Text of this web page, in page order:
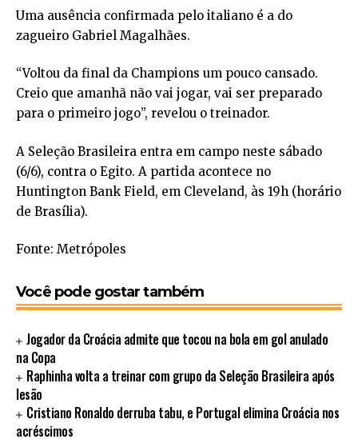
Uma ausência confirmada pelo italiano é a do
zagueiro Gabriel Magalhães.
“Voltou da final da Champions um pouco cansado.
Creio que amanhã não vai jogar, vai ser preparado
para o primeiro jogo”, revelou o treinador.
A Seleção Brasileira entra em campo neste sábado
(6/6), contra o Egito. A partida acontece no
Huntington Bank Field, em Cleveland, às 19h (horário
de Brasília).
Fonte: Metrópoles
Você pode gostar também
Jogador da Croácia admite que tocou na bola em gol anulado
na Copa
Raphinha volta a treinar com grupo da Seleção Brasileira após
lesão
Cristiano Ronaldo derruba tabu, e Portugal elimina Croácia nos
acréscimos